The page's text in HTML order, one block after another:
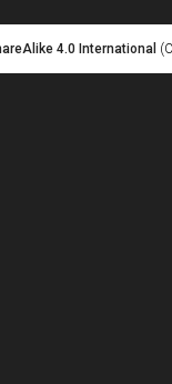
4.0 International